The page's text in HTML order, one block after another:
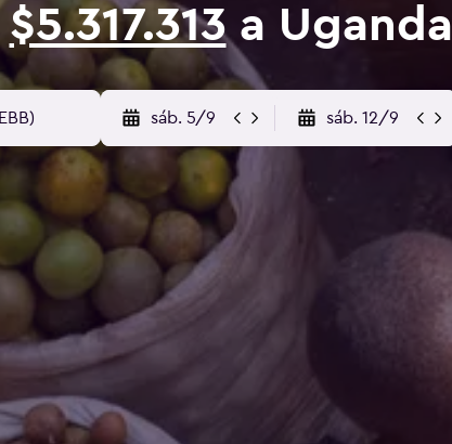
$5.317.313a Uganda
sáb. 5/9 sáb. 12/9